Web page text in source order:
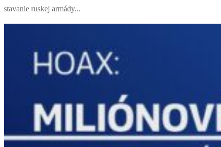
stavanie ruskej armády...